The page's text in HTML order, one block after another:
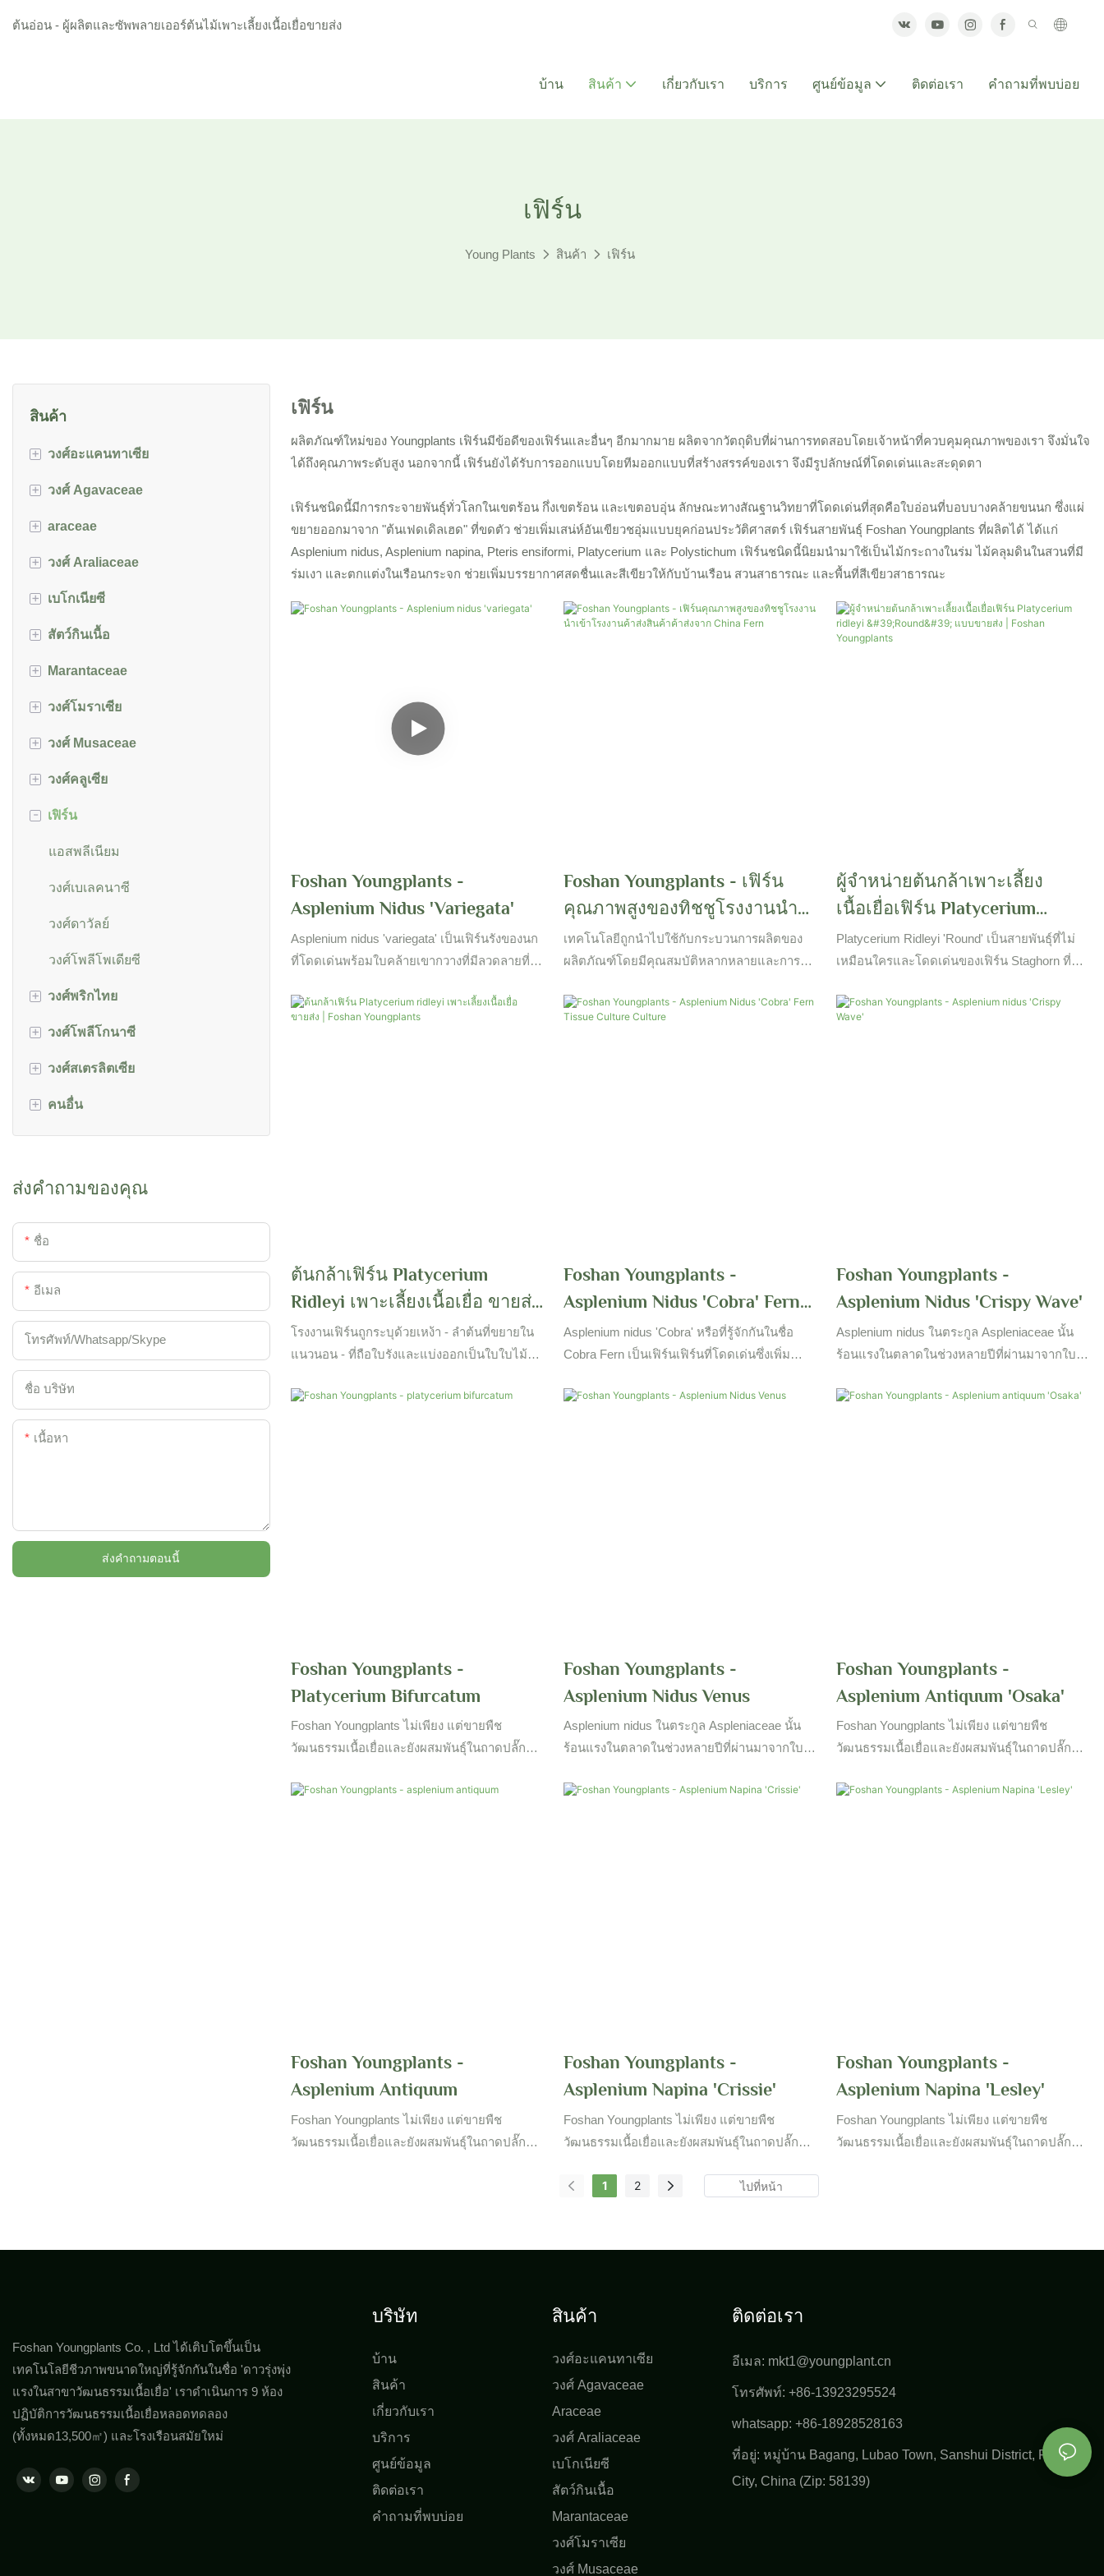
ต้นอ่อน - ผู้ผลิตและซัพพลายเออร์ต้นไม้เพาะเลี้ยงเนื้อเยื่อขายส่ง
บ้าน สินค้า เกี่ยวกับเรา บริการ ศูนย์ข้อมูล ติดต่อเรา คำถามที่พบบ่อย
เฟิร์น
Young Plants สินค้า เฟิร์น
สินค้า
+ วงศ์อะแคนทาเซีย
Aphelandra
ฟิตโทเนีย
+ วงศ์ Agavaceae
cordyline
ดราก้อนบอล
Sansevieria
+ araceae
aglaonema
อเลาเซีย/colocasia
ปูนขาว
บอน
ไดเฟนบาเคีย
homalomena
มอนสเตอร์
philodendron
บ่อ
ชิสมาโตกลอตติส
spathiphyllum
syngonium
แซนโทโซมา
+ วงศ์ Araliaceae
Schefflera
+ เบโกเนียซี
บีโกเนีย
+ สัตว์กินเนื้อ
หม้อข้าวหม้อแกงลิง
+ Marantaceae
คาลาเทีย
Ctenanthe&amp;Marantochloa&
+ วงศ์โมราเซีย
ต้นไทร
+ วงศ์ Musaceae
มูซา
เอนเซเต้
+ วงศ์คลูเซีย
คลูเซีย
- เฟิร์น
แอสพลีเนียม
วงศ์เบเลคนาซี
วงศ์ดาวัลย์
วงศ์โพลีโพเดียซี
+ วงศ์พริกไทย
เปเปอโรเมีย
+ วงศ์โพลีโกนาซี
โคโคโลบา
+ วงศ์สเตรลิตเซีย
สเตรลิเซีย
ราเวนาลา
+ คนอื่น
ไม้ไผ่
ส่งคำถามของคุณ
ชื่อ
อีเมล
โทรศัพท์/whatsapp/skype
ชื่อ บริษัท
เนื้อหา
ส่งคำถามตอนนี้
เฟิร์น
ผลิตภัณฑ์ใหม่ของ Youngplants เฟิร์นมีข้อดีของเฟิร์นและอื่นๆ อีกมากมาย ผลิตจากวัตถุดิบที่ผ่านการทดสอบโดยเจ้าหน้าที่ควบคุมคุณภาพของเรา จึงมั่นใจ
ได้ถึงคุณภาพระดับสูง นอกจากนี้ เฟิร์นยังได้รับการออกแบบโดยทีมออกแบบที่สร้างสรรค์ของเรา จึงมีรูปลักษณ์ที่โดดเด่นและสะดุดตา
เฟิร์นชนิดนี้มีการกระจายพันธุ์ทั่วโลกในเขตร้อน กึ่งเขตร้อน และเขตอบอุ่น ลักษณะทางสัณฐานวิทยาที่โดดเด่นที่สุดคือใบอ่อนที่บอบบางคล้ายขนนก ซึ่งแผ่
ขยายออกมาจาก "ต้นเฟดเดิลเฮด" ที่ขดตัว ช่วยเพิ่มเสน่ห์อันเขียวชอุ่มแบบยุคก่อนประวัติศาสตร์ เฟิร์นสายพันธุ์ Foshan Youngplants ที่ผลิตได้ ได้แก่
Asplenium nidus, Asplenium napina, Pteris ensiformi, Platycerium และ Polystichum เฟิร์นชนิดนี้นิยมนำมาใช้เป็นไม้กระถางในร่ม ไม้คลุมดินในสวนที่มี
ร่มเงา และตกแต่งในเรือนกระจก ช่วยเพิ่มบรรยากาศสดชื่นและสีเขียวให้กับบ้านเรือน สวนสาธารณะ และพื้นที่สีเขียวสาธารณะ
Foshan Youngplants -
Asplenium Nidus 'variegata'
Asplenium nidus 'variegata' เป็นเฟิร์นรังของนก
ที่โดดเด่นพร้อมใบคล้ายเขากวางที่มีลวดลายที่
น้ำตาลสร้างการจับคู่สีที่กลมกลืนกับใบไม้สีเขียว
และสีขาว ลักษณะแถบที่เป็นเอกลักษณ์ของเฟิร์น
Foshan Youngplants - เฟิร์น
คุณภาพสูงของทิชชูโรงงานนำ
เข้าโรงงานค้าส่งสินค้าค้าส่งจาก
China Fern
เทคโนโลยีถูกนำไปใช้กับกระบวนการผลิตของ
ผลิตภัณฑ์โดยมีคุณสมบัติหลากหลายและการ
เนื้อเยื่อของโรงงานผลิตสินค้านำเข้าจากประเทศ
ผู้จำหน่ายต้นกล้าเพาะเลี้ยง
เนื้อเยื่อเฟิร์น Platycerium
Ridleyi 'Round' แบบขายส่ง |
Foshan Youngplants
Platycerium Ridleyi 'Round' เป็นสายพันธุ์ที่ไม่
เหมือนใครและโดดเด่นของเฟิร์น Staghorn ที่
ซึ่งแตกต่างจากเฟิร์น staghorn อื่น ๆ ที่มีความ
ต้นกล้าเฟิร์น Platycerium
Ridleyi เพาะเลี้ยงเนื้อเยื่อ ขายส่ง
| Foshan Youngplants
โรงงานเฟิร์นถูกระบุด้วยเหง้า - ลำต้นที่ขยายใน
แนวนอน - ที่ถือใบรังและแบ่งออกเป็นใบใบไม้ขึ้น
Foshan Youngplants -
Asplenium Nidus 'Cobra' Fern
Tissue Culture Culture
Asplenium nidus 'Cobra' หรือที่รู้จักกันในชื่อ
Cobra Fern เป็นเฟิร์นเฟิร์นที่โดดเด่นซึ่งเพิ่ม
เอกลักษณ์ของมันคล้ายกับฝากระโปรงของงู
Foshan Youngplants -
Asplenium Nidus 'Crispy Wave'
Asplenium nidus ในตระกูล Aspleniaceae นั้น
ร้อนแรงในตลาดในช่วงหลายปีที่ผ่านมาจากใบ
Youngplants ผลิตและผสมพันธุ์ครอบครัวนี้ใน
Foshan Youngplants -
Platycerium Bifurcatum
Foshan Youngplants ไม่เพียง แต่ขายพืช
วัฒนธรรมเนื้อเยื่อและยังผสมพันธุ์ในถาดปลั๊ก
การวัฒนธรรมเนื้อเยื่อตั้งอยู่ในจังหวัดต่าง ๆ ของ
Foshan Youngplants -
Asplenium Nidus Venus
Asplenium nidus ในตระกูล Aspleniaceae นั้น
ร้อนแรงในตลาดในช่วงหลายปีที่ผ่านมาจากใบ
Youngplants ผลิตและผสมพันธุ์ครอบครัวนี้ใน
Foshan Youngplants -
Asplenium Antiquum 'Osaka'
Foshan Youngplants ไม่เพียง แต่ขายพืช
วัฒนธรรมเนื้อเยื่อและยังผสมพันธุ์ในถาดปลั๊ก
การวัฒนธรรมเนื้อเยื่อตั้งอยู่ในจังหวัดต่าง ๆ ของ
Foshan Youngplants -
Asplenium Antiquum
Foshan Youngplants ไม่เพียง แต่ขายพืช
วัฒนธรรมเนื้อเยื่อและยังผสมพันธุ์ในถาดปลั๊ก
สำหรับข้อมูลเพิ่มเติม!
Foshan Youngplants -
Asplenium Napina 'Crissie'
Foshan Youngplants ไม่เพียง แต่ขายพืช
วัฒนธรรมเนื้อเยื่อและยังผสมพันธุ์ในถาดปลั๊ก
การวัฒนธรรมเนื้อเยื่อตั้งอยู่ในจังหวัดต่าง ๆ ของ
สำหรับข้อมูลเพิ่มเติม!
Foshan Youngplants -
Asplenium Napina 'Lesley'
Foshan Youngplants ไม่เพียง แต่ขายพืช
วัฒนธรรมเนื้อเยื่อและยังผสมพันธุ์ในถาดปลั๊ก
สำหรับข้อมูลเพิ่มเติม!
1 2
Foshan Youngplants Co. , Ltd ได้เติบโตขึ้นเป็น
เทคโนโลยีชีวภาพขนาดใหญ่ที่รู้จักกันในชื่อ 'ดาวรุ่งพุ่ง
แรงในสาขาวัฒนธรรมเนื้อเยื่อ' เราดำเนินการ 9 ห้อง
ปฏิบัติการวัฒนธรรมเนื้อเยื่อหลอดทดลอง
(ทั้งหมด13,500㎡) และโรงเรือนสมัยใหม่
บริษัท
บ้าน
สินค้า
เกี่ยวกับเรา
บริการ
ศูนย์ข้อมูล
ติดต่อเรา
คำถามที่พบบ่อย
สินค้า
วงศ์อะแคนทาเซีย
วงศ์ Agavaceae
Araceae
วงศ์ Araliaceae
เบโกเนียซี
สัตว์กินเนื้อ
Marantaceae
วงศ์โมราเซีย
วงศ์ Musaceae
ติดต่อเรา
อีเมล: mkt1@youngplant.cn
โทรศัพท์: +86-13923295524
whatsapp: +86-18928528163
ที่อยู่: หมู่บ้าน Bagang, Lubao Town, Sanshui District, Foshan
City, China (Zip: 58139)